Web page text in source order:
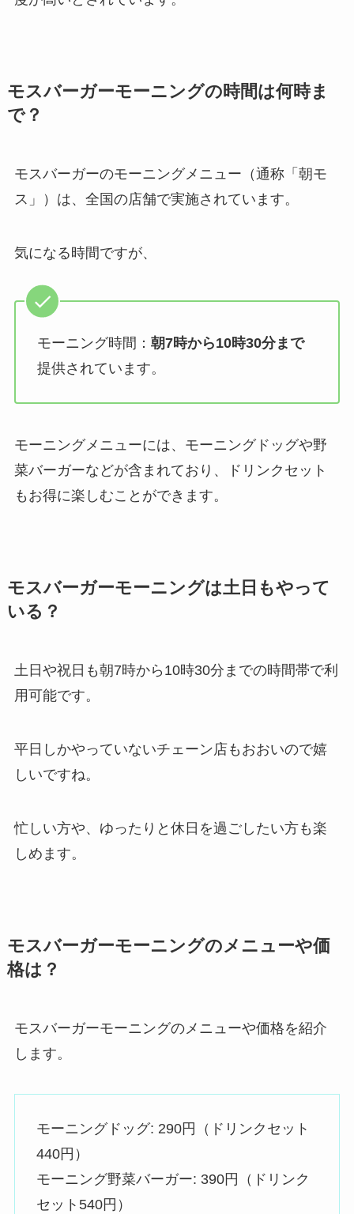
モスバーガーモーニングの時間は何時ま
で？
モスバーガーのモーニングメニュー（通称「朝モ
ス」）は、全国の店舗で実施されています。
気になる時間ですが、
モーニング時間： 朝7時から10時30分まで
提供されています。
モーニングメニューには、モーニングドッグや野
菜バーガーなどが含まれており、ドリンクセット
もお得に楽しむことができます。
モスバーガーモーニングは土日もやって
いる？
土日や祝日も朝7時から10時30分までの時間帯で利
用可能です。
平日しかやっていないチェーン店もおおいので嬉
しいですね。
忙しい方や、ゆったりと休日を過ごしたい方も楽
しめます。
モスバーガーモーニングのメニューや価
格は？
モスバーガーモーニングのメニューや価格を紹介
します。
モーニングドッグ: 290円（ドリンクセット
440円）
モーニング野菜バーガー: 390円（ドリンク
セット540円）